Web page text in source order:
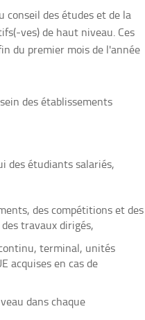
des études et de la
ves) de haut niveau. Ces
du premier mois de l'année
des établissements
des étudiants salariés,
des compétitions et des
travaux dirigés,
terminal, unités
acquises en cas de
dans chaque